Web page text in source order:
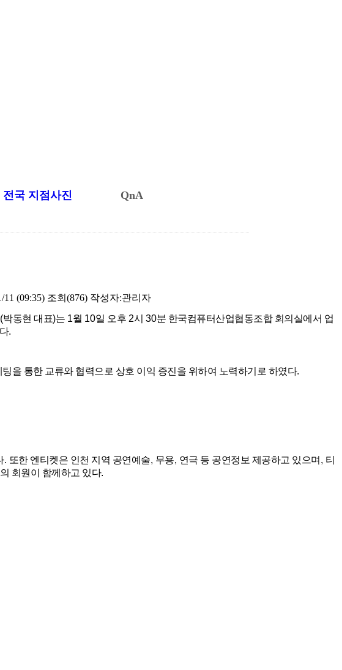
전국 지점사진 QnA
11 (09:35) 조회(876) 작성자:관리자
(박동현 대표)는 1월 10일 오후 2시 30분 한국컴퓨터산업협동조합 회의실에서 업
.
을 통한 교류와 협력으로 상호 이익 증진을 위하여 노력하기로 하였다.
. 또한 엔티켓은 인천 지역 공연예술, 무용, 연극 등 공연정보 제공하고 있으며 , 티
회원이 함께하고 있다.